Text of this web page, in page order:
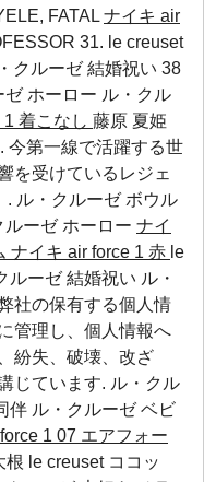
FATAL ナイキ air
31. le creuset
クルーゼ 結婚祝い 38
ゼ ホーロー ル・クル
着こなし 藤原 夏姫
今第一線で活躍する世
を受けているレジェ
. ル・クルーゼ ボウル
ルーゼ ホーロー ナイ
ナイキ air force 1 赤 le
ーゼ 結婚祝い ル・
社の保有する個人情
管理し、個人情報へ
紛失、破壊、改ざ
じています. ル・クル
伴 ル・クルーゼ ベビ
1 07 エアフォー
根 le creuset ココッ